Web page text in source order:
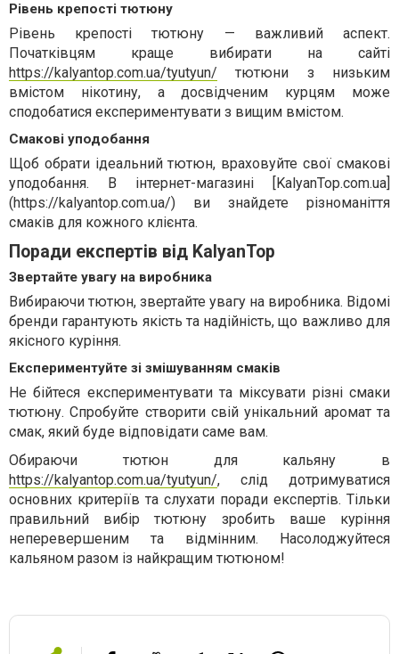
Рівень крепості тютюну
Рівень крепості тютюну — важливий аспект.
Початківцям краще вибирати на сайті
https://kalyantop.com.ua/tyutyun/ тютюни з низьким
вмістом нікотину, а досвідченим курцям може
сподобатися експериментувати з вищим вмістом.
Смакові уподобання
Щоб обрати ідеальний тютюн, враховуйте свої смакові
уподобання. В інтернет-магазині [KalyanTop.com.ua]
(https://kalyantop.com.ua/) ви знайдете різноманіття
смаків для кожного клієнта.
Поради експертів від KalyanTop
Звертайте увагу на виробника
Вибираючи тютюн, звертайте увагу на виробника. Відомі
бренди гарантують якість та надійність, що важливо для
якісного куріння.
Експериментуйте зі змішуванням смаків
Не бійтеся експериментувати та міксувати різні смаки
тютюну. Спробуйте створити свій унікальний аромат та
смак, який буде відповідати саме вам.
Обираючи тютюн для кальяну в
https://kalyantop.com.ua/tyutyun/, слід дотримуватися
основних критеріїв та слухати поради експертів. Тільки
правильний вибір тютюну зробить ваше куріння
неперевершеним та відмінним. Насолоджуйтеся
кальяном разом із найкращим тютюном!